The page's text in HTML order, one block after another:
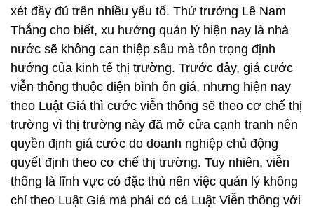
xét đầy đủ trên nhiều yếu tố. Thứ trưởng Lê Nam
Thắng cho biết, xu hướng quản lý hiện nay là nhà
nước sẽ không can thiệp sâu mà tôn trọng định
hướng của kinh tế thị trường. Trước đây, giá cước
viễn thông thuộc diện bình ổn giá, nhưng hiện nay
theo Luật Giá thì cước viễn thông sẽ theo cơ chế thị
trường vì thị trường này đã mở cửa cạnh tranh nên
quyền định giá cước do doanh nghiệp chủ động
quyết định theo cơ chế thị trường. Tuy nhiên, viễn
thông là lĩnh vực có đặc thù nên việc quản lý không
chỉ theo Luật Giá mà phải có cả Luật Viễn thông với